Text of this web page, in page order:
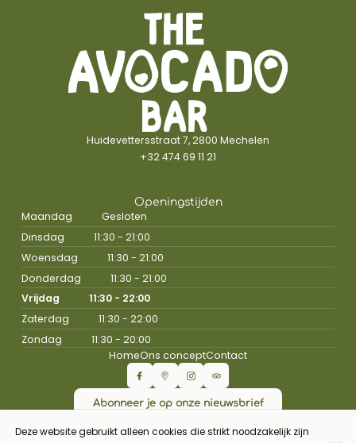
Huidevettersstraat 7, 2800 Mechelen
+32 474 69 11 21
Openingstijden
Maandag
Gesloten
Dinsdag
11:30 - 21:00
Woensdag
11:30 - 21:00
Donderdag
11:30 - 21:00
Vrijdag
11:30 - 22:00
Zaterdag
11:30 - 22:00
Zondag
11:30 - 20:00
HomeOns conceptContact
Abonneer je op onze nieuwsbrief
Deze website gebruikt alleen cookies die strikt noodzakelijk zijn